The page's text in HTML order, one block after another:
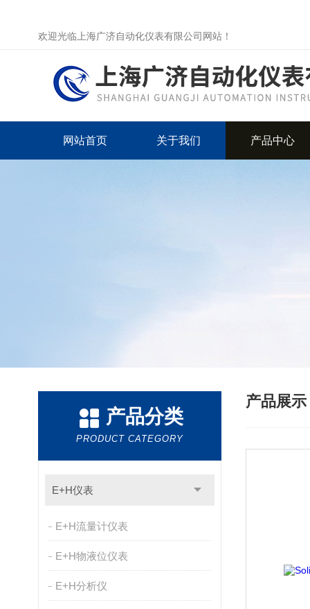
欢迎光临上海广济自动化仪表有限公司网站！
网站首页 关于我们 产品中心
产品分类
PRODUCT CATEGORY
E+H仪表
E+H流量计仪表
E+H物液位仪表
E+H分析仪
产品展示